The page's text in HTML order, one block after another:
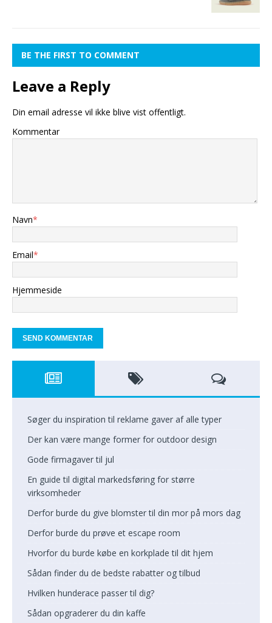
BE THE FIRST TO COMMENT
Leave a Reply
Din email adresse vil ikke blive vist offentligt.
Kommentar
Navn*
Email*
Hjemmeside
Søger du inspiration til reklame gaver af alle typer
Der kan være mange former for outdoor design
Gode firmagaver til jul
En guide til digital markedsføring for større
virksomheder
Derfor burde du give blomster til din mor på mors dag
Derfor burde du prøve et escape room
Hvorfor du burde købe en korkplade til dit hjem
Sådan finder du de bedste rabatter og tilbud
Hvilken hunderace passer til dig?
Sådan opgraderer du din kaffe